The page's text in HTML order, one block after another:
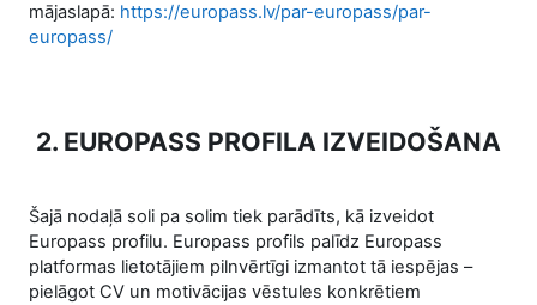
mājaslapā: https://europass.lv/par-europass/par-
europass/
2. EUROPASS PROFILA IZVEIDOŠANA
Šajā nodaļā soli pa solim tiek parādīts, kā izveidot
Europass profilu. Europass profils palīdz Europass
platformas lietotājiem pilnvērtīgi izmantot tā iespējas –
pielāgot CV un motivācijas vēstules konkrētiem